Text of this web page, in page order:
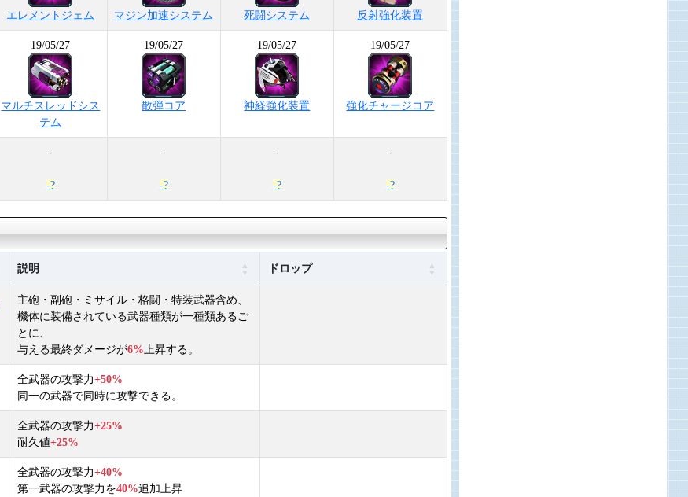
エレメントジェム マジン加速システム 死闘システム 反射強化装置
19/05/27
マルチスレッドシス
テム
19/05/27
散弾コア
19/05/27
神経強化装置
19/05/27
強化チャージコア
-
-?
-
-?
-
-?
-
-?
説明 ドロップ
主砲・副砲・ミサイル・格闘・特装武器含め、
機体に装備されている武器種類が一種類あるご
とに、
与える最終ダメージが6%上昇する。
全武器の攻撃力+50%
同一の武器で同時に攻撃できる。
全武器の攻撃力+25%
耐久値+25%
全武器の攻撃力+40%
第一武器の攻撃力を40%追加上昇